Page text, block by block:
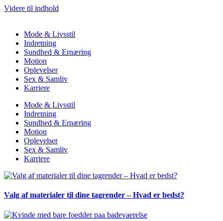
Videre til indhold
Mode & Livsstil
Indretning
Sundhed & Ernæring
Motion
Oplevelser
Sex & Samliv
Karriere
Mode & Livsstil
Indretning
Sundhed & Ernæring
Motion
Oplevelser
Sex & Samliv
Karriere
Valg af materialer til dine tagrender – Hvad er bedst?